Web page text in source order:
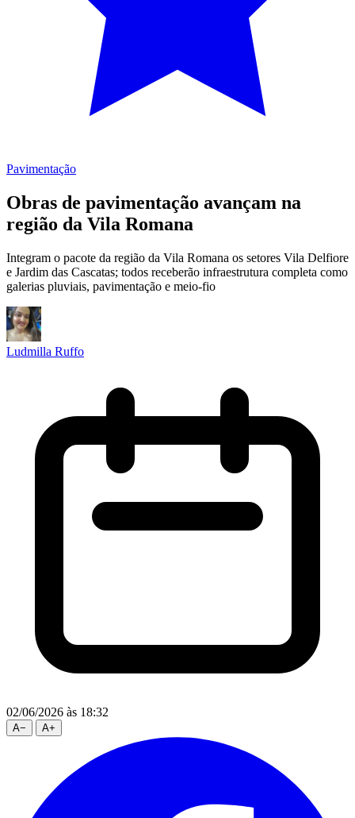
Pavimentação
Obras de pavimentação avançam na
região da Vila Romana
Integram o pacote da região da Vila Romana os setores Vila Delfiore
e Jardim das Cascatas; todos receberão infraestrutura completa como
galerias pluviais, pavimentação e meio-fio
Ludmilla Ruffo
02/06/2026 às 18:32
A− A+